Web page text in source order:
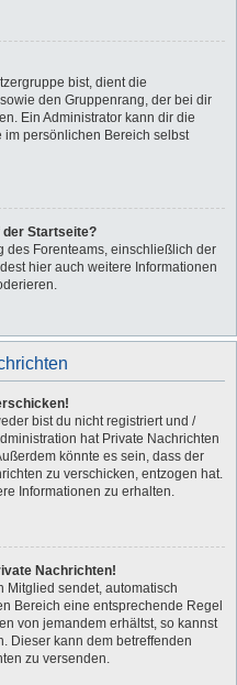
bist, dient die
den Gruppenrang, der bei dir
Ein Administrator kann dir die
persönlichen Bereich selbst
der Startseite?
des Forenteams, einschließlich der
hier auch weitere Informationen
bist du nicht registriert und /
hat Private Nachrichten
könnte es sein, dass der
zu verschicken, entzogen hat.
Informationen zu erhalten.
Nachrichten!
Mitglied sendet, automatisch
Bereich eine entsprechende Regel
von jemandem erhältst, so kannst
Dieser kann dem betreffenden
zu versenden.